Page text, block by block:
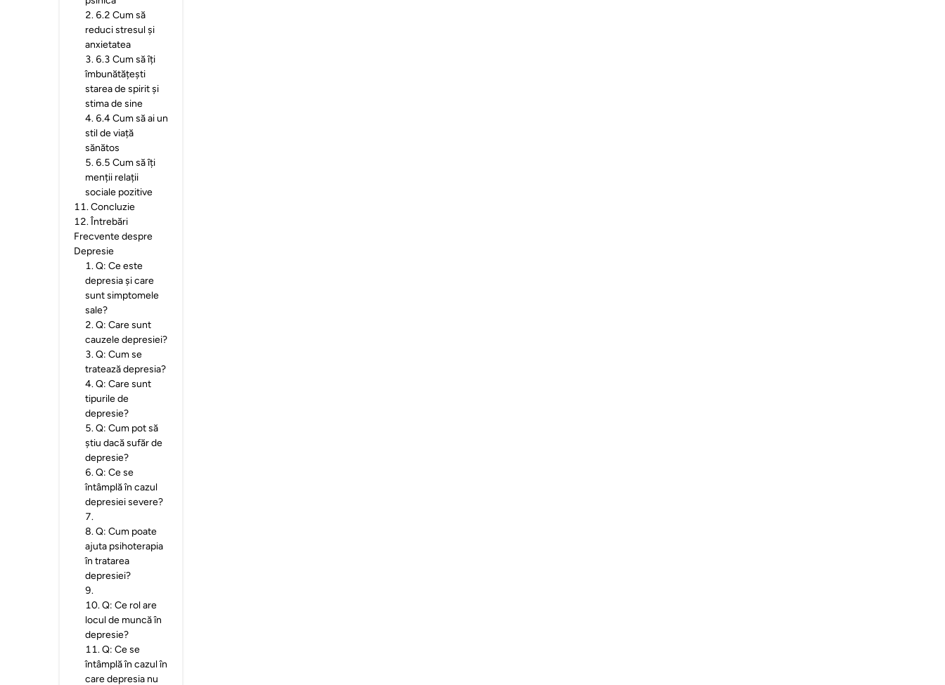
2. 6.2 Cum să
reduci stresul și
anxietatea
3. 6.3 Cum să îți
îmbunătățești
starea de spirit și
stima de sine
4. 6.4 Cum să ai un
stil de viață
sănătos
5. 6.5 Cum să îți
menții relații
sociale pozitive
11.Concluzie
12.Întrebări
Frecvente despre
Depresie
1.Q: Ce este
depresia și care
sunt simptomele
sale?
2.Q: Care sunt
cauzele depresiei?
3.Q: Cum se
tratează depresia?
4.Q: Care sunt
tipurile de
depresie?
5.Q: Cum pot să
știu dacă sufăr de
depresie?
6.Q: Ce se
întâmplă în cazul
depresiei severe?
7.
8.Q: Cum poate
ajuta psihoterapia
în tratarea
depresiei?
9.
10.Q: Ce rol are
locul de muncă în
depresie?
11.Q: Ce se
întâmplă în cazul în
care depresia nu